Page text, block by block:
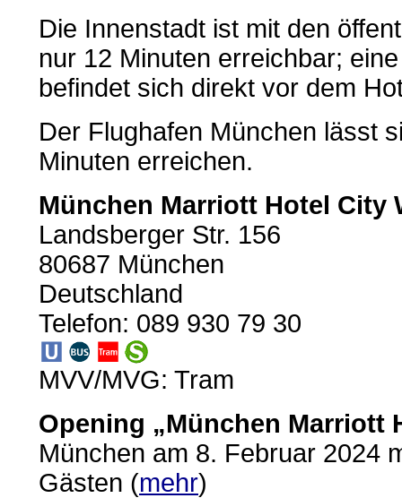
Die Innenstadt ist mit den
nur 12 Minuten erreichbar;
befindet sich direkt vor dem
Der Flughafen München lässt
Minuten erreichen.
München Marriott Hotel City
Landsberger Str. 156
80687 München
Deutschland
Telefon: 089 930 79 30
MVV/MVG: Tram
Opening „München Marriott
München am 8. Februar 2024
Gästen (mehr)